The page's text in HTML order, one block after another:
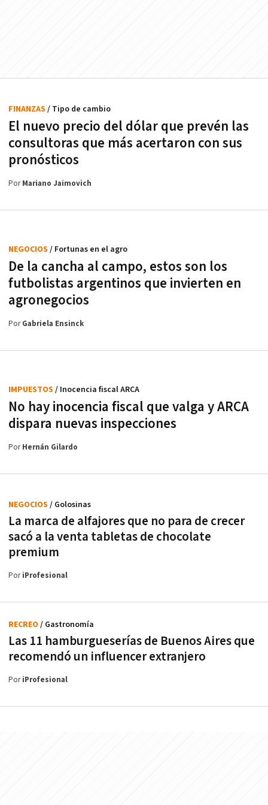
El nuevo precio del dólar que prevén las
consultoras que más acertaron con sus
pronósticos
FINANZAS / Tipo de cambio
PorMariano Jaimovich
De la cancha al campo, estos son los
futbolistas argentinos que invierten en
agronegocios
NEGOCIOS / Fortunas en el agro
PorGabriela Ensinck
No hay inocencia fiscal que valga y ARCA
dispara nuevas inspecciones
IMPUESTOS / Inocencia fiscal ARCA
PorHernán Gilardo
La marca de alfajores que no para de crecer
sacó a la venta tabletas de chocolate
premium
NEGOCIOS / Golosinas
PoriProfesional
Las 11 hamburgueserías de Buenos Aires que
recomendó un influencer extranjero
RECREO / Gastronomía
PoriProfesional